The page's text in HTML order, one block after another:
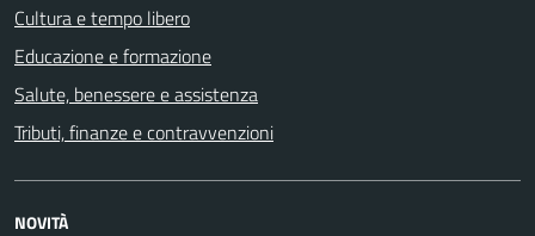
Cultura e tempo libero
Educazione e formazione
Salute, benessere e assistenza
Tributi, finanze e contravvenzioni
NOVITÀ